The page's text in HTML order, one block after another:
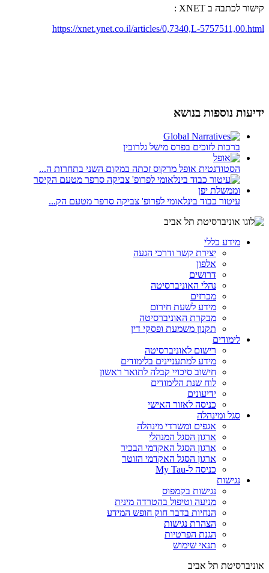
קישור לכתבה ב XNET :
https://xnet.ynet.co.il/articles/0,7340,L-5757511,00.html
ידיעות נוספות בנושא
ברכות לזוכים בפרס מישל גלרובין
הסטודנטית אופל מרקוס זכתה במקום השני בתחרות ה...
עיטור כבוד בינלאומי לפרופ' צביקה סרפר מטעם הק...
מידע כללי
יצירת קשר ודרכי הגעה
אלפון
דרושים
נהלי האוניברסיטה
מכרזים
מידע לשעת חירום
מבקרת האוניברסיטה
תקנון משמעת ופסקי דין
לימודים
רישום לאוניברסיטה
מידע למתעניינים בלימודים
חישוב סיכויי קבלה לתואר ראשון
לוח שנת הלימודים
ידיעונים
כניסה לאזור האישי
סגל ומינהלה
אגפים ומשרדי מינהלה
ארגון הסגל המנהלי
ארגון הסגל האקדמי הבכיר
ארגון הסגל האקדמי הזוטר
כניסה ל-My Tau
נגישות
נגישות בקמפוס
מניעה וטיפול בהטרדה מינית
הנחיות בדבר חוק חופש המידע
הצהרת נגישות
הגנת הפרטיות
תנאי שימוש
אוניברסיטת תל אביב